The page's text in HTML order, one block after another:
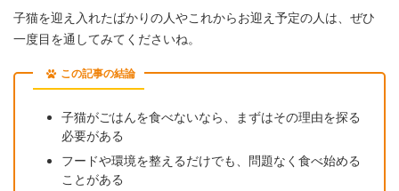
子猫を迎え入れたばかりの人やこれからお迎え予定の人は、ぜひ
一度目を通してみてくださいね。
この記事の結論
子猫がごはんを食べないなら、まずはその理由を探る
必要がある
フードや環境を整えるだけでも、問題なく食べ始める
ことがある